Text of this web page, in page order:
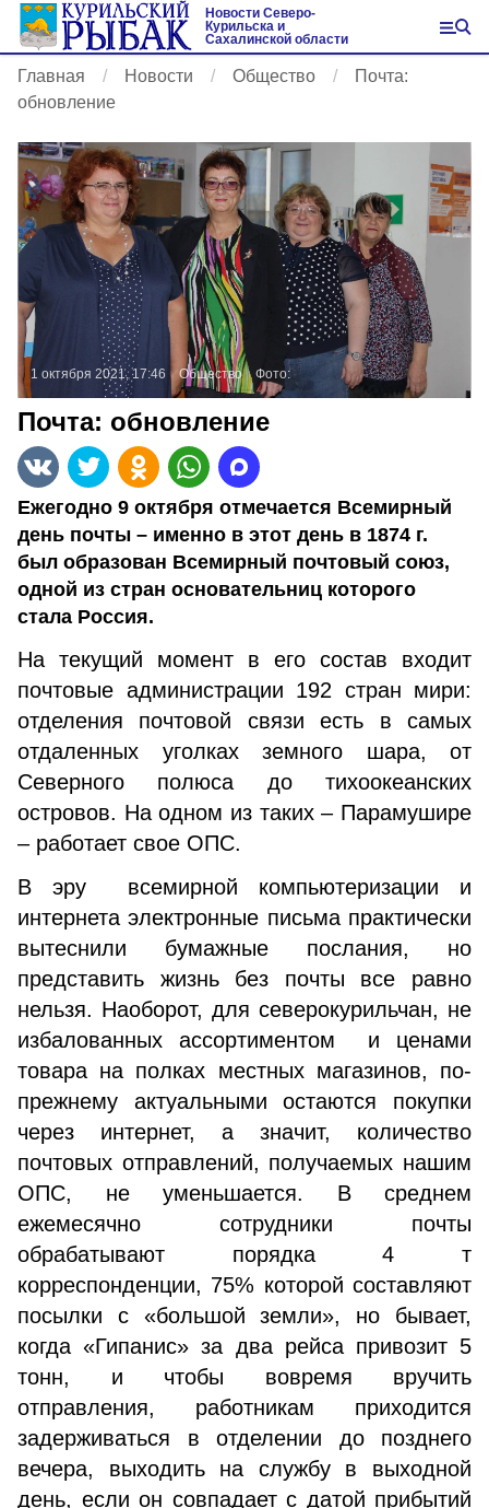
Новости Северо-
Курильска и
Сахалинской области
Главная Новости Общество
Почта:
обновление
1 октября 2021, 17:46 Общество Фото:
Почта: обновление
Ежегодно 9 октября отмечается Всемирный
день почты – именно в этот день в 1874 г.
был образован Всемирный почтовый союз,
одной из стран основательниц которого
стала Россия.
На текущий момент в его состав входит
почтовые администрации 192 стран мири:
отделения почтовой связи есть в самых
отдаленных уголках земного шара, от
Северного полюса до тихоокеанских
островов. На одном из таких – Парамушире
– работает свое ОПС.
В эру всемирной компьютеризации и
интернета электронные письма практически
вытеснили бумажные послания, но
представить жизнь без почты все равно
нельзя. Наоборот, для северокурильчан, не
избалованных ассортиментом и ценами
товара на полках местных магазинов, по-
прежнему актуальными остаются покупки
через интернет, а значит, количество
почтовых отправлений, получаемых нашим
ОПС, не уменьшается. В среднем
ежемесячно сотрудники почты
обрабатывают порядка 4 т
корреспонденции, 75% которой составляют
посылки с «большой земли», но бывает,
когда «Гипанис» за два рейса привозит 5
тонн, и чтобы вовремя вручить
отправления, работникам приходится
задерживаться в отделении до позднего
вечера, выходить на службу в выходной
день, если он совпадает с датой прибытий